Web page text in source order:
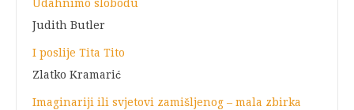
Udahnimo slobodu
Judith Butler
I poslije Tita Tito
Zlatko Kramarić
Imaginariji ili svjetovi zamišljenog – mala zbirka